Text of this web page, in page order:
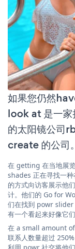
如果您仍然
look at 是一家
的太阳镜公司
create 的公司。
在 getting 在当地展
shades 正在寻找一
的方式向访客展示他
计。他们的 Go for
们在找到 powr
有一个看起来好像它
在 a small amount
联系人数量超过